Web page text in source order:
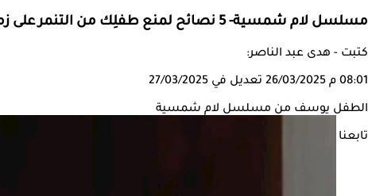
مسلسل لام شمسية- 5 نصائح لمنع طفلِك من التنمر على زملائه
كتبت - هدى عبد الناصر:
08:01 م 26/03/2025 تعديل في 27/03/2025
الطفل يوسف من مسلسل لام شمسية
تابعنا على